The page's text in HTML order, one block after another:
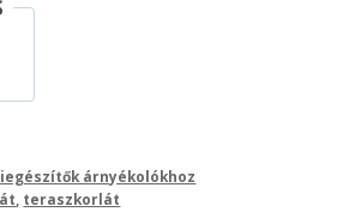
árnyékolókhoz
teraszkorlát